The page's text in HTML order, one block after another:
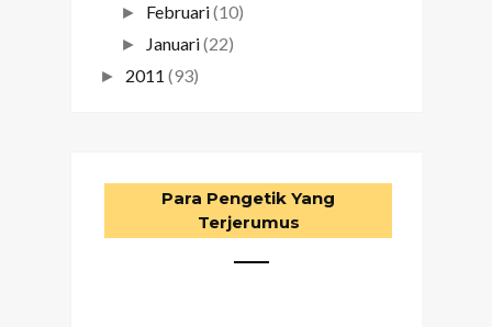
► Februari(10)
► Januari(22)
► 2011 (93)
Para Pengetik Yang
Terjerumus